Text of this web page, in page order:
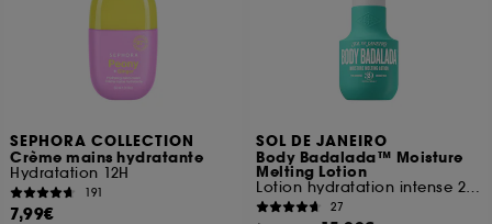
SEPHORA COLLECTION
Crème mains hydratante
Hydratation 12H
191
7,99€
SOL DE JANEIRO
Body Badalada™ Moisture
Melting Lotion
Lotion hydratation intense 24h
27